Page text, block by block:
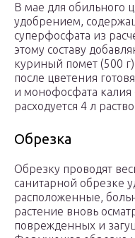
В мае для обильного
удобрением,
суперфосфата из
этому составу
куриный помет (500
после цветения
и монофосфата калия
расходуется 4 л
Обрезка
Обрезку проводят
санитарной обрезке
расположенные,
растение вновь
поврежденных и